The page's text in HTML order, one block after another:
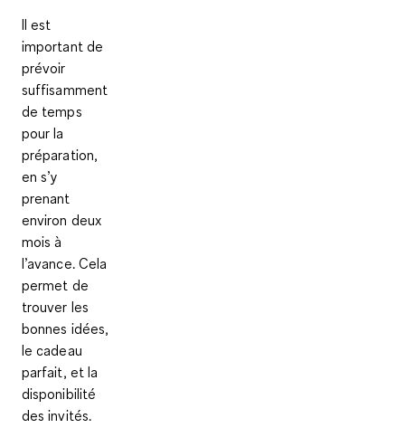
Il est
important de
prévoir
suffisamment
de temps
pour la
préparation,
en s’y
prenant
environ deux
mois à
l’avance. Cela
permet de
trouver les
bonnes idées,
le cadeau
parfait, et la
disponibilité
des invités.